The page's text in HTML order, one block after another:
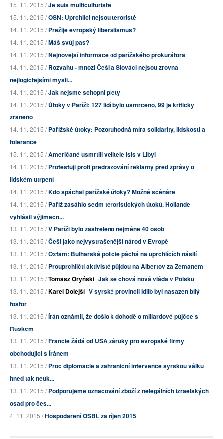
15. 11. 2015 /Je suis multiculturiste
15. 11. 2015 /OSN: Uprchlíci nejsou teroristé
14. 11. 2015 /Přežije evropský liberalismus?
14. 11. 2015 /Máš svůj pas?
14. 11. 2015 /Nejnovější informace od pařížského prokurátora
14. 11. 2015 /Rozvahu - mnozí Češi a Slováci nejsou zrovna
nejlogičtějšími mysli...
14. 11. 2015 /Jak nejsme schopni piety
14. 11. 2015 /Útoky v Paříži: 127 lidí bylo usmrceno, 99 je kriticky
zraněno
14. 11. 2015 /Pařížské útoky: Pozoruhodná míra solidarity, lidskosti a
tolerance
15. 11. 2015 /Američané usmrtili velitele Isis v Libyi
14. 11. 2015 /Protestuji proti předřazování reklamy před zprávy o
lidském utrpení
14. 11. 2015 /Kdo spáchal pařížské útoky? Možné scénáře
14. 11. 2015 /Paříž zasáhlo sedm teroristických útoků. Hollande
vyhlásil výjimečn...
13. 11. 2015 /V Paříži bylo zastřeleno nejméně 40 osob
13. 11. 2015 /Češi jako nejvystrašenější národ v Evropě
13. 11. 2015 /Oxfam: Bulharská policie páchá na uprchlících násilí
13. 11. 2015 /Prouprchličtí aktivisté půjdou na Albertov za Zemanem
13. 11. 2015 /Tomasz Oryński Jak se chová nová vláda v Polsku
13. 11. 2015 /Karel Dolejší V syrské provincii Idlíb byl nasazen bílý
fosfor
13. 11. 2015 /Írán oznámil, že došlo k dohodě o miliardové půjčce s
Ruskem
13. 11. 2015 /Francie žádá od USA záruky pro evropské firmy
obchodující s Íránem
13. 11. 2015 /Proč diplomacie a zahraniční intervence syrskou válku
hned tak neuk...
13. 11. 2015 /Podporujeme označování zboží z nelegálních izraelských
osad pro čes...
4. 11. 2015 /Hospodaření OSBL za říjen 2015